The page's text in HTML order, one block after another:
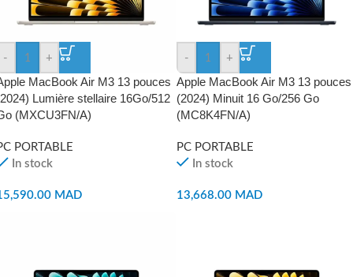
- +
MacBook Air M3 13 pouces
Lumière stellaire 16Go/512
(MXCU3FN/A)
PORTABLE
In stock
MAD
- +
Apple MacBook Air M3 13 pouces
(2024) Minuit 16 Go/256 Go
(MC8K4FN/A)
PC PORTABLE
In stock
13,668.00 MAD